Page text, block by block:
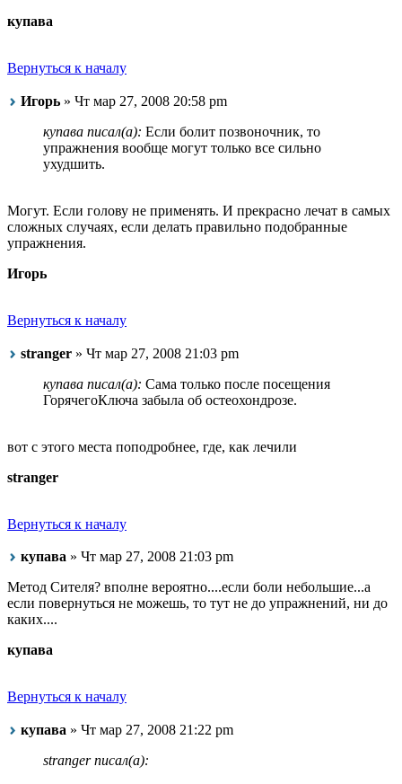
купава
Вернуться к началу
Игорь » Чт мар 27, 2008 20:58 pm
купава писал(а): Если болит позвоночник, то
упражнения вообще могут только все сильно
ухудшить.
Могут. Если голову не применять. И прекрасно лечат в самых
сложных случаях, если делать правильно подобранные
упражнения.
Игорь
Вернуться к началу
stranger » Чт мар 27, 2008 21:03 pm
купава писал(а): Сама только после посещения
ГорячегоКлюча забыла об остеохондрозе.
вот с этого места поподробнее, где, как лечили
stranger
Вернуться к началу
купава » Чт мар 27, 2008 21:03 pm
Метод Сителя? вполне вероятно....если боли небольшие...а
если повернуться не можешь, то тут не до упражнений, ни до
каких....
купава
Вернуться к началу
купава » Чт мар 27, 2008 21:22 pm
stranger писал(а):